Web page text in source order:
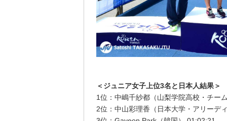
＜ジュニア女子上位3名と日本人結果＞
1位：中嶋千紗都（山梨学院高校・チー
2位：中山彩理香（日本大学・アリーデ